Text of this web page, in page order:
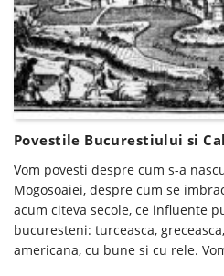
Povestile Bucurestiului si
Vom povesti despre cum s-a
Mogosoaiei, despre cum se
acum citeva secole, ce influente
bucuresteni: turceasca,
americana, cu bune si cu rele.